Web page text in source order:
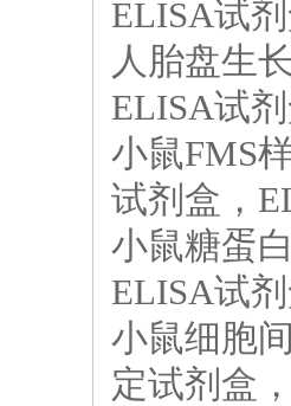
ELISA试
人胎盘生
ELISA试
小鼠FMS
试剂盒，
小鼠糖蛋
ELISA试
小鼠细胞
定试剂盒